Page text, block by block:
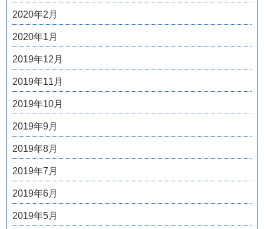
2020年2月
2020年1月
2019年12月
2019年11月
2019年10月
2019年9月
2019年8月
2019年7月
2019年6月
2019年5月